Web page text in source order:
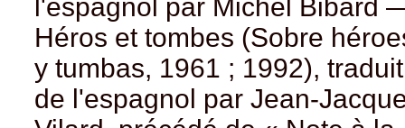
l'espagnol par Michel Bibard
Héros et tombes (Sobre
y tumbas, 1961 ; 1992), traduit
de l'espagnol par Jean-